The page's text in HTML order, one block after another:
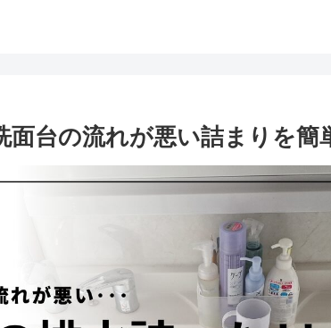
面台の流れが悪い詰まりを簡